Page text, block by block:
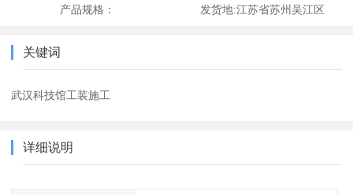
产品规格： 发货地:江苏省苏州吴江区
关键词
武汉科技馆工装施工
详细说明